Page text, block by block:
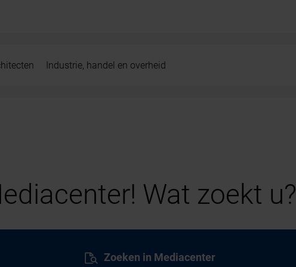
Industrie, handel en overheid
Wat zoekt u?
Zoeken in Mediacenter